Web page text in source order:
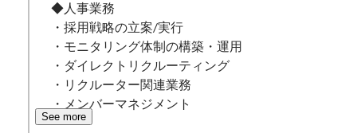
◆人事業務
・採用戦略の立案/実行
・モニタリング体制の構築・運用
・ダイレクトリクルーティング
・リクルーター関連業務
・メンバーマネジメント
See more